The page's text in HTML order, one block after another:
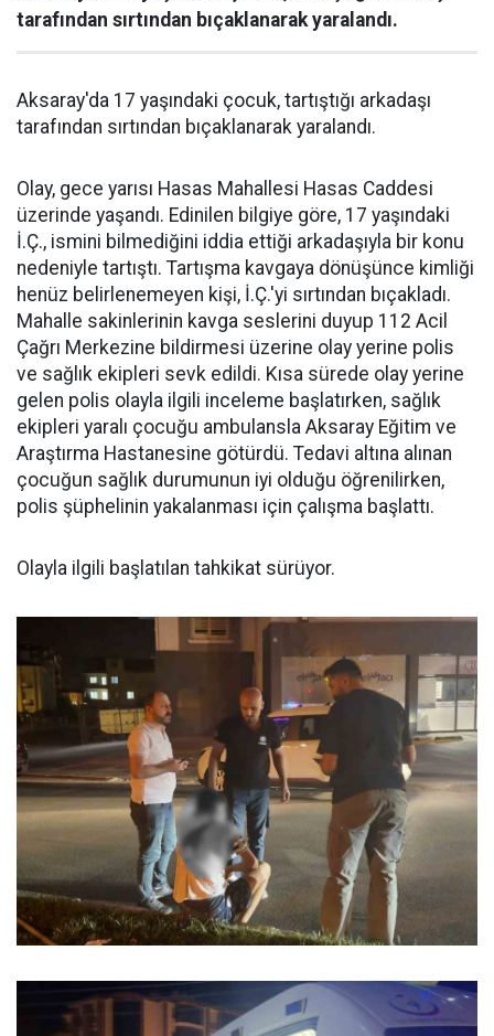
tarafından sırtından bıçaklanarak yaralandı.
Aksaray'da 17 yaşındaki çocuk, tartıştığı arkadaşı
tarafından sırtından bıçaklanarak yaralandı.
Olay, gece yarısı Hasas Mahallesi Hasas Caddesi
üzerinde yaşandı. Edinilen bilgiye göre, 17 yaşındaki
İ.Ç., ismini bilmediğini iddia ettiği arkadaşıyla bir konu
nedeniyle tartıştı. Tartışma kavgaya dönüşünce kimliği
henüz belirlenemeyen kişi, İ.Ç.'yi sırtından bıçakladı.
Mahalle sakinlerinin kavga seslerini duyup 112 Acil
Çağrı Merkezine bildirmesi üzerine olay yerine polis
ve sağlık ekipleri sevk edildi. Kısa sürede olay yerine
gelen polis olayla ilgili inceleme başlatırken, sağlık
ekipleri yaralı çocuğu ambulansla Aksaray Eğitim ve
Araştırma Hastanesine götürdü. Tedavi altına alınan
çocuğun sağlık durumunun iyi olduğu öğrenilirken,
polis şüphelinin yakalanması için çalışma başlattı.
Olayla ilgili başlatılan tahkikat sürüyor.